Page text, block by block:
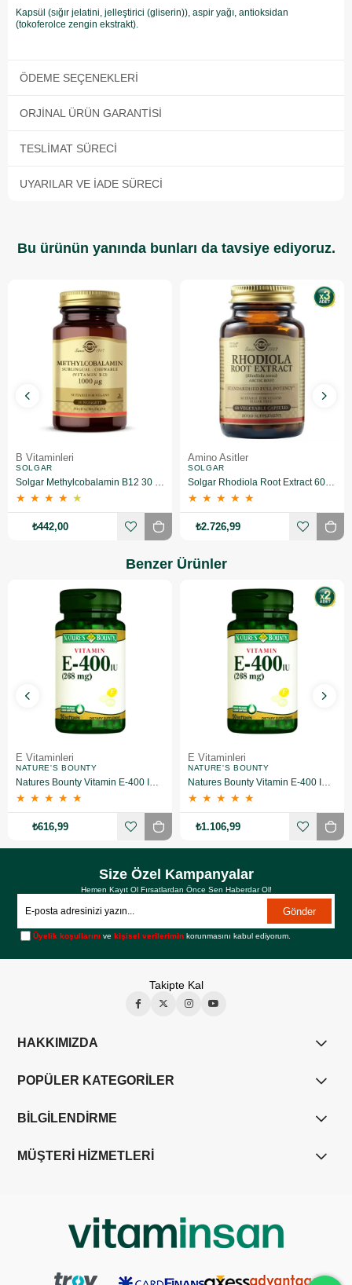
Kapsül (sığır jelatini, jelleştirici (gliserin)), aspir yağı, antioksidan
(tokoferolce zengin ekstrakt).
ÖDEME SEÇENEKLERI
ORJINAL ÜRÜN GARANTISI
TESLIMAT SÜRECI
UYARILAR VE İADE SÜRECI
Bu ürünün yanında bunları da tavsiye ediyoruz.
B Vitaminleri
SOLGAR
Solgar Methylcobalamin B12 30 Tablet
★ ★ ★ ★ ★
₺442,00
Amino Asitler
SOLGAR
Solgar Rhodiola Root Extract 60 Kapsül 3 Adet
★ ★ ★ ★ ★
₺2.726,99
Benzer Ürünler
E Vitaminleri
NATURE'S BOUNTY
Natures Bounty Vitamin E-400 IU Takviye Edici Gıda 50 Jelatin Kapsül
★ ★ ★ ★ ★
₺616,99
E Vitaminleri
NATURE'S BOUNTY
Natures Bounty Vitamin E-400 IU Takviye Edici Gıda 50 Jelatin Kapsül 2 Adet
★ ★ ★ ★ ★
₺1.106,99
Size Özel Kampanyalar
Hemen Kayıt Ol Fırsatlardan Önce Sen Haberdar Ol!
Gönder
Üyelik koşullarını vekişisel verilerimin korunmasını kabul ediyorum.
Takipte Kal
HAKKIMIZDA
POPÜLER KATEGORİLER
BİLGİLENDİRME
MÜŞTERİ HİZMETLERİ